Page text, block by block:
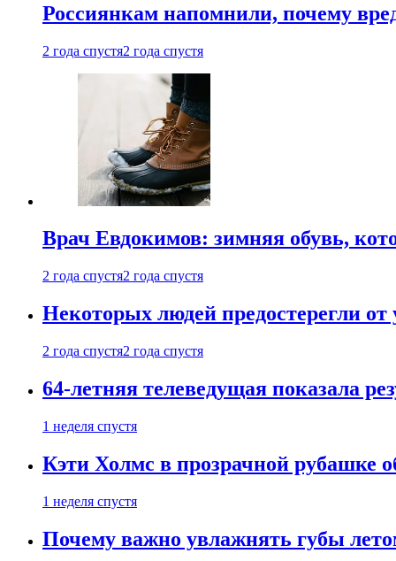
Россиянкам напомнили, почему
2 года спустя2 года спустя
Врач Евдокимов: зимняя обувь,
2 года спустя2 года спустя
Некоторых людей предостерегли от
2 года спустя2 года спустя
64-летняя телеведущая показала
1 неделя спустя
Кэти Холмс в прозрачной рубашке
1 неделя спустя
Почему важно увлажнять губы